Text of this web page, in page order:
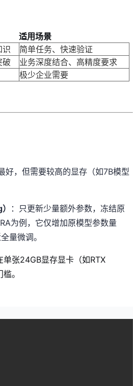
适用场景
识
简单任务、快速验证
破
业务深度结合、高精度要求
极少企业需要
好，但需要较高的显存（如7B模型
：只更新少量额外参数，冻结原
为例，它仅增加原模型参数量
量微调。
张24GB显存显卡（如RTX
。